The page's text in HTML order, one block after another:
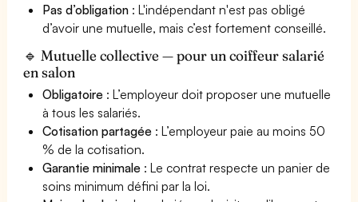
Pas d’obligation : L'indépendant n'est pas obligé
d’avoir une mutuelle, mais c’est fortement conseillé.
🔹 Mutuelle collective — pour un coiffeur salarié
en salon
Obligatoire : L’employeur doit proposer une mutuelle
à tous les salariés.
Cotisation partagée : L’employeur paie au moins 50
% de la cotisation.
Garantie minimale : Le contrat respecte un panier de
soins minimum défini par la loi.